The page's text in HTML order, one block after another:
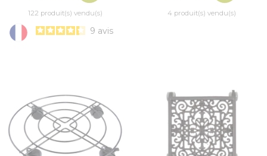
122 produit(s) vendu(s)
9 avis
4 produit(s) vendu(s)